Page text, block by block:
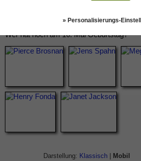
Wer hat noch am 16. Mai Geburtstag?
Darstellung: Klassisch| Mobil
» Personalisierungs-